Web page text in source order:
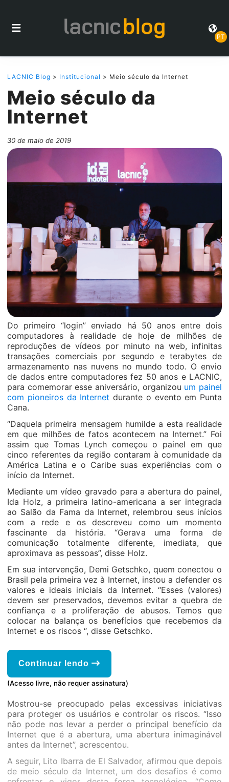
PT
LACNIC Blog > Institucional > Meio século da Internet
Meio século da
Internet
30 de maio de 2019
Do primeiro “login” enviado há 50 anos entre dois
computadores à realidade de hoje de milhões de
reproduções de vídeos por minuto na web, infinitas
transações comerciais por segundo e terabytes de
armazenamento nas nuvens no mundo todo. O envio
de dados entre computadores fez 50 anos e LACNIC,
para comemorar esse aniversário, organizou um painel
com pioneiros da Internet durante o evento em Punta
Cana.
“Daquela primeira mensagem humilde a esta realidade
em que milhões de fatos acontecem na Internet.” Foi
assim que Tomas Lynch começou o painel em que
cinco referentes da região contaram à comunidade da
América Latina e o Caribe suas experiências com o
início da Internet.
Mediante um vídeo gravado para a abertura do painel,
Ida Holz, a primeira latino-americana a ser integrada
ao Salão da Fama da Internet, relembrou seus inícios
com a rede e os descreveu como um momento
fascinante da história. “Gerava uma forma de
comunicação totalmente diferente, imediata, que
aproximava as pessoas”, disse Holz.
Em sua intervenção, Demi Getschko, quem conectou o
Brasil pela primeira vez à Internet, instou a defender os
valores e ideais iniciais da Internet. “Esses (valores)
devem ser preservados, devemos evitar a quebra de
confiança e a proliferação de abusos. Temos que
colocar na balança os benefícios que recebemos da
Internet e os riscos “, disse Getschko.
Continuar lendo
(Acesso livre, não requer assinatura)
Mostrou-se preocupado pelas excessivas iniciativas
para proteger os usuários e controlar os riscos. “Isso
não pode nos levar a perder o principal benefício da
Internet que é a abertura, uma abertura inimaginável
antes da Internet”, acrescentou.
A seguir, Lito Ibarra de El Salvador, afirmou que depois
de meio século da Internet, um dos desafios é como